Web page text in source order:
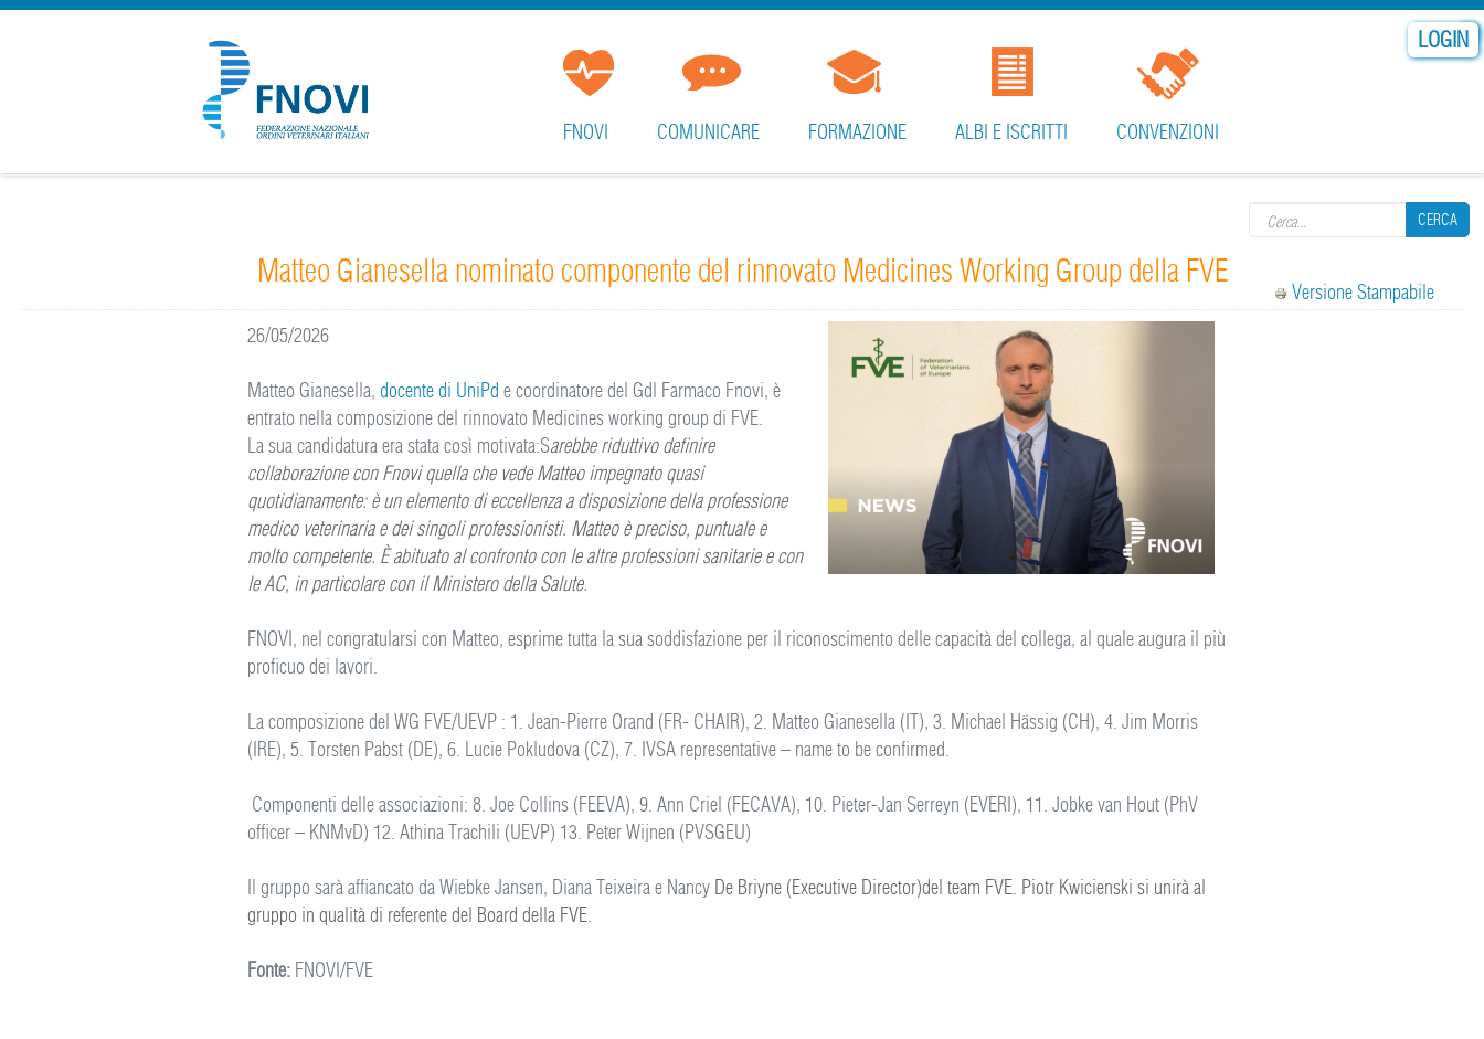
LOGIN
CERCA
FNOVI COMUNICARE FORMAZIONE ALBI E ISCRITTI CONVENZIONI
Matteo Gianesella nominato componente del rinnovato Medicines Working Group della FVE
Versione Stampabile
26/05/2026
Matteo Gianesella,docente di UniPd e coordinatore del Gdl Farmaco Fnovi, è
entrato nella composizione del rinnovato Medicines working group di FVE.
La sua candidatura era stata così motivata:Sarebbe riduttivo definire
collaborazione con Fnovi quella che vede Matteo impegnato quasi
quotidianamente: è un elemento di eccellenza a disposizione della professione
medico veterinaria e dei singoli professionisti. Matteo è preciso, puntuale e
molto competente. È abituato al confronto con le altre professioni sanitarie e con
le AC, in particolare con il Ministero della Salute.
FNOVI, nel congratularsi con Matteo, esprime tutta la sua soddisfazione per il riconoscimento delle capacità del collega, al quale augura il più
proficuo dei lavori.
La composizione del WG FVE/UEVP : 1. Jean-Pierre Orand (FR- CHAIR), 2. Matteo Gianesella (IT), 3. Michael Hässig (CH), 4. Jim Morris
(IRE), 5. Torsten Pabst (DE), 6. Lucie Pokludova (CZ), 7. IVSA representative – name to be confirmed.
Componenti delle associazioni: 8. Joe Collins (FEEVA), 9. Ann Criel (FECAVA), 10. Pieter-Jan Serreyn (EVERI), 11. Jobke van Hout (PhV
officer – KNMvD) 12. Athina Trachili (UEVP) 13. Peter Wijnen (PVSGEU)
Il gruppo sarà affiancato da Wiebke Jansen, Diana Teixeira e Nancy De Briyne (Executive Director)del team FVE. Piotr Kwicienski si unirà al
gruppo in qualità di referente del Board della FVE.
Fonte: FNOVI/FVE